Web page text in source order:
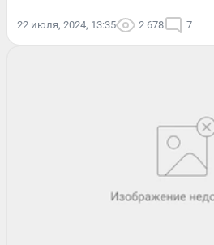
22 июля, 2024, 13:35 2 678 7